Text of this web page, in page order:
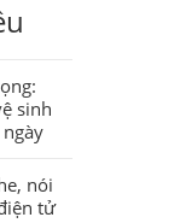
sinh
nói
tử